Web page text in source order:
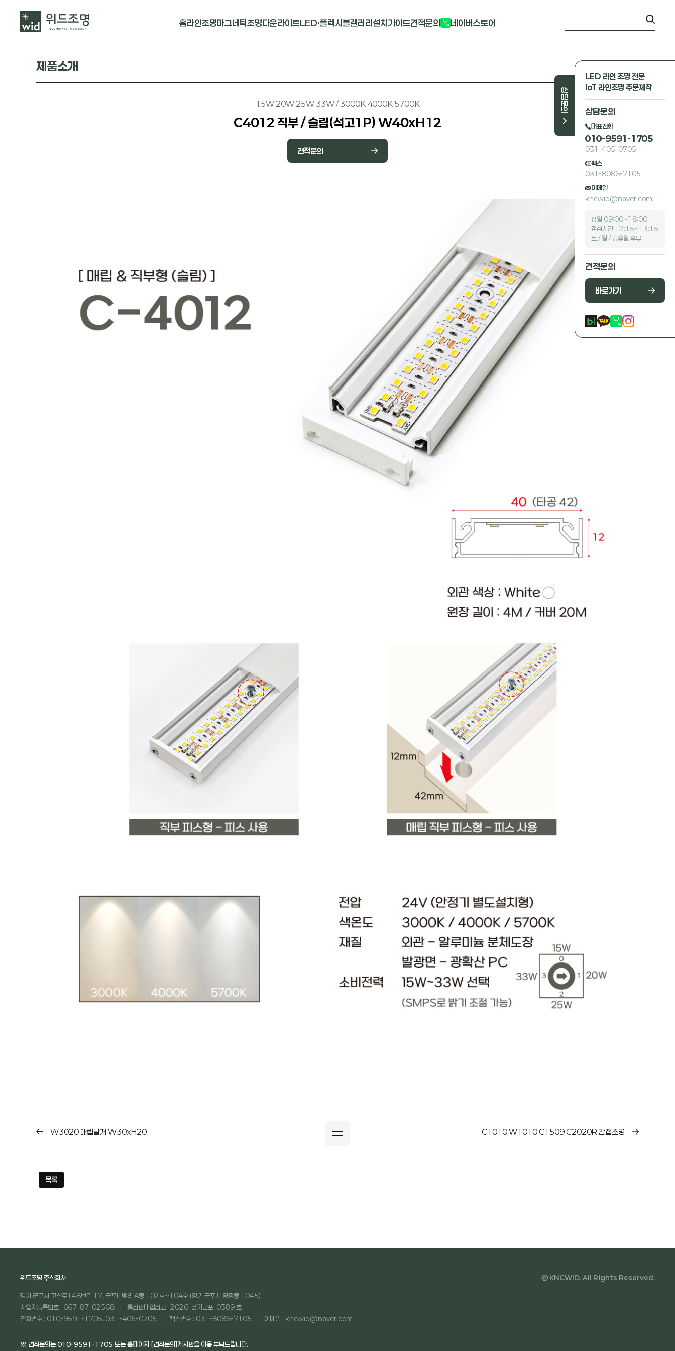
홈라인조명
펜던트
마그네틱조명
M2824R
다운라이트
사각 COB
LED·플렉시블
바리솔PCB
갤러리설치가이드견적문의 네이버스토어
상담문의
LED 라인 조명 전문
IoT 라인조명 주문제작
상담문의
대표전화
010-9591-1705
031-405-0705
팩스
031-8086-7105
이메일
kncwid@naver.com
평일 09:00~18:00
점심시간 12:15~13:15
토 / 일 / 공휴일 휴무
견적문의
바로가기
제품소개
15W 20W 25W 33W / 3000K 4000K 5700K
C4012 직부 / 슬림(석고1P) W40xH12
견적문의
W3020 매립날개 W30xH20 C1010 W1010 C1509 C2020R 간접조명
목록
위드조명 주식회사
경기 군포시 고산로148번길 17, 군포IT밸리 A동 102호~104호 (경기 군포시 당정동 1045)
사업자등록번호 : 667-87-02568
통신판매업신고 : 2026-경기군포-0389 호
전화번호 : 010-9591-1705, 031-405-0705
팩스번호 : 031-8086-7105 이메일 : kncwid@naver.com
※ 견적문의는 010-9591-1705 또는 홈페이지 [견적문의]게시판을 이용 부탁드립니다.
ⓒ KNCWID. All Rights Reserved.